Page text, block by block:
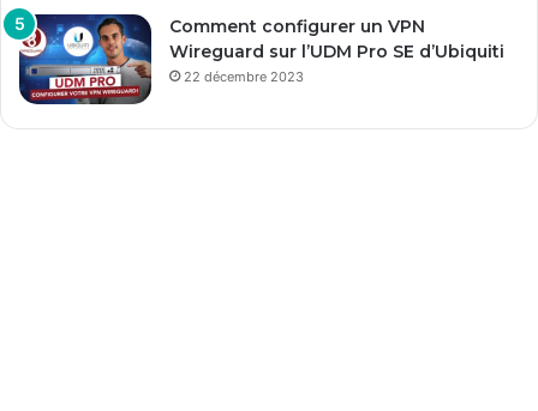
Comment configurer un VPN
Wireguard sur l’UDM Pro SE d’Ubiquiti
22 décembre 2023